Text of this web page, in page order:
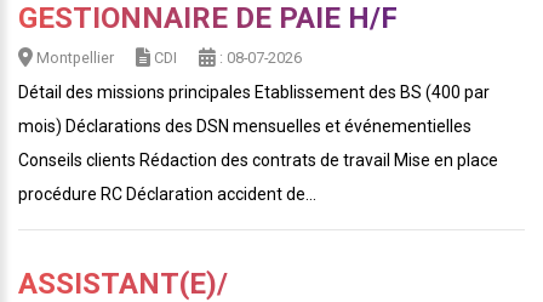
GESTIONNAIRE DE PAIE H/F
Montpellier CDI : 08-07-2026
Détail des missions principales Etablissement des BS (400 par
mois) Déclarations des DSN mensuelles et événementielles
Conseils clients Rédaction des contrats de travail Mise en place
procédure RC Déclaration accident de...
ASSISTANT(E)/